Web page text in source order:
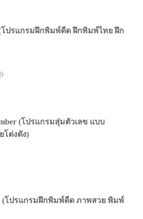
โปรแกรมฝึกพิมพ์ดีด ฝึกพิมพ์ไทย ฝึก
(โปรแกรมสุ่มตัวเลข แบบ
โด่งดัง)
(โปรแกรมฝึกพิมพ์ดีด ภาพสวย พิมพ์